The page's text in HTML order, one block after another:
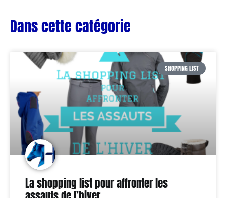
Dans cette catégorie
SHOPPING LIST
La shopping list pour affronter les